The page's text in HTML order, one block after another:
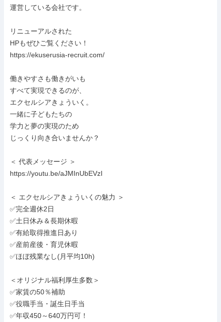
運営している会社です。
リニューアルされた
HPもぜひご覧ください！
https://ekuserusia-recruit.com/
働きやすさも働きがいも
すべて実現できるのが、
エクセルシアきょういく。
一緒に子どもたちの
学力と夢の実現のため
じっくり向き合いませんか？
＜ 代表メッセージ ＞
https://youtu.be/aJMInUbEVzI
＜ エクセルシアきょういくの魅力 ＞
✅完全週休2日
✅土日休み＆長期休暇
✅有給取得推進日あり
✅産前産後・育児休暇
✅ほぼ残業なし(月平均10h)
＜オリジナル福利厚生多数＞
✅家賃の50％補助
✅役職手当・誕生日手当
✅年収450～640万円可！